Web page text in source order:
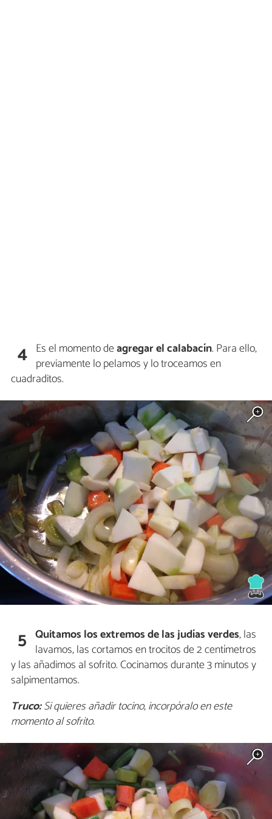
4 Es el momento deagregar el calabacín. Para ello,
previamente lo pelamos y lo troceamos en
cuadraditos.
5 Quitamos los extremos de las judías verdes, las
lavamos, las cortamos en trocitos de 2 centímetros
y las añadimos al sofrito. Cocinamos durante 3 minutos y
salpimentamos.
Truco:Si quieres añadir tocino, incorpóralo en este
momento al sofrito.